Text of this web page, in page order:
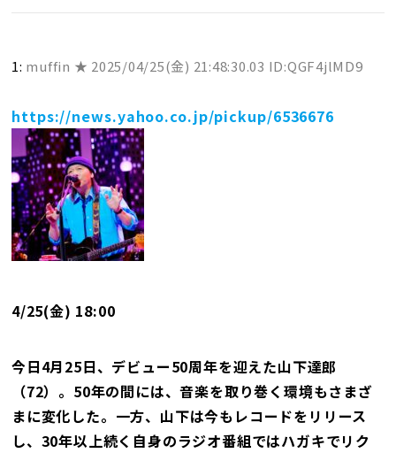
1: muffin ★ 2025/04/25(金) 21:48:30.03 ID:QGF4jlMD9
https://news.yahoo.co.jp/pickup/6536676
4/25(金) 18:00
今日4月25日、デビュー50周年を迎えた山下達郎
（72）。50年の間には、音楽を取り巻く環境もさまざ
まに変化した。一方、山下は今もレコードをリリース
し、30年以上続く自身のラジオ番組ではハガキでリク